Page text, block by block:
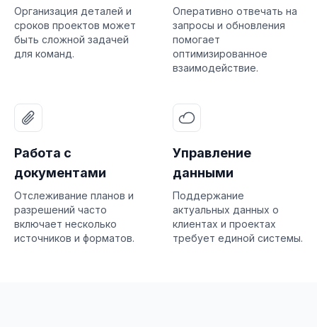
Организация деталей и
сроков проектов может
быть сложной задачей
для команд.
Оперативно отвечать на
запросы и обновления
помогает
оптимизированное
взаимодействие.
Работа с
документами
Отслеживание планов и
разрешений часто
включает несколько
источников и форматов.
Управление
данными
Поддержание
актуальных данных о
клиентах и проектах
требует единой системы.